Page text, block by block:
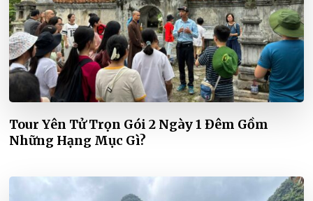
Tour Yên Tử Trọn Gói 2 Ngày 1 Đêm Gồm
Những Hạng Mục Gì?